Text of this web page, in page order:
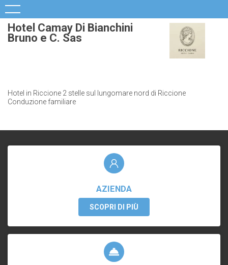
Hotel Camay Di Bianchini
Bruno e C. Sas
Hotel in Riccione 2 stelle sul lungomare nord di Riccione
Conduzione familiare
AZIENDA
SCOPRI DI PIÙ